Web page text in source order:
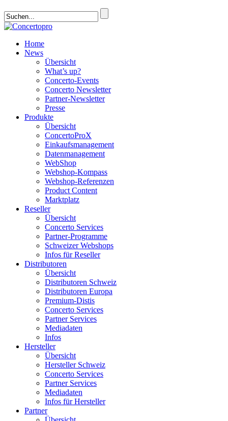
Home
News
Übersicht
What’s up?
Concerto-Events
Concerto Newsletter
Partner-Newsletter
Presse
Produkte
Übersicht
ConcertoProX
Einkaufsmanagement
Datenmanagement
WebShop
Webshop-Kompass
Webshop-Referenzen
Product Content
Marktplatz
Reseller
Übersicht
Concerto Services
Partner-Programme
Schweizer Webshops
Infos für Reseller
Distributoren
Übersicht
Distributoren Schweiz
Distributoren Europa
Premium-Distis
Concerto Services
Partner Services
Mediadaten
Infos
Hersteller
Übersicht
Hersteller Schweiz
Concerto Services
Partner Services
Mediadaten
Infos für Hersteller
Partner